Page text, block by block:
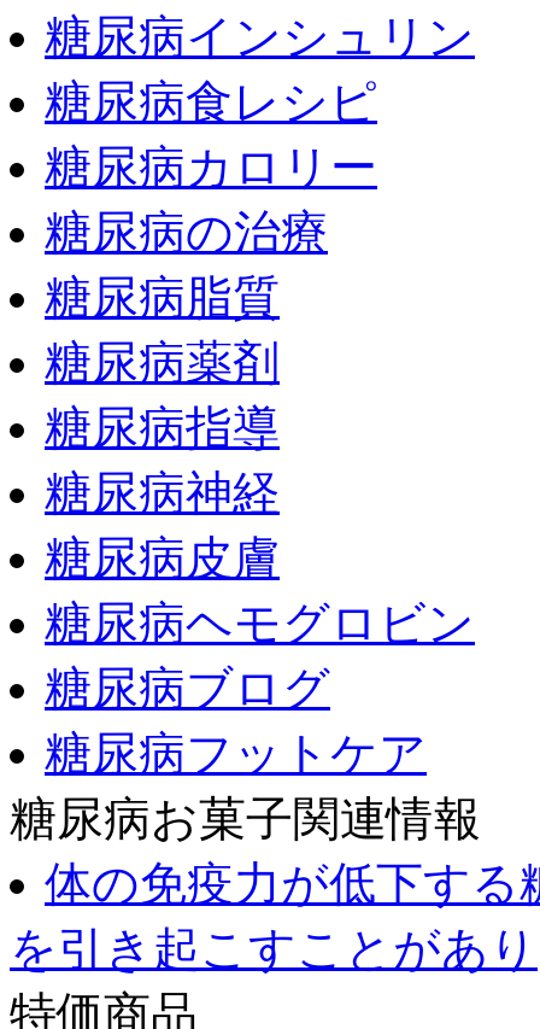
糖尿病インシュリン
糖尿病食レシピ
糖尿病カロリー
糖尿病の治療
糖尿病脂質
糖尿病薬剤
糖尿病指導
糖尿病神経
糖尿病皮膚
糖尿病ヘモグロビン
糖尿病ブログ
糖尿病フットケア
糖尿病お菓子関連情報
体の免疫力が低下する
を引き起こすことがあり
特価商品